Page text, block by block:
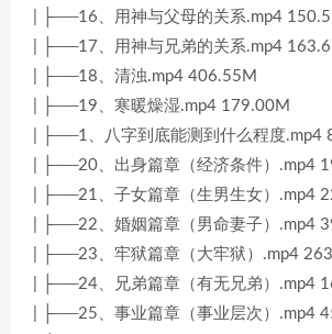
| ├──16、用神与父母的关系.mp4
| ├──17、用神与兄弟的关系.mp4
| ├──18、清浊.mp4 406.55M
| ├──19、寒暖燥湿.mp4 179.00M
| ├──1、八字到底能测到什么程度.mp4
| ├──20、出身篇章（经济条件）.mp4
| ├──21、子女篇章（生男生女）.mp4
| ├──22、婚姻篇章（男命妻子）.mp4
| ├──23、牢狱篇章（大牢狱）.mp4
| ├──24、兄弟篇章（有无兄弟）.mp4
| ├──25、事业篇章（事业层次）.mp4